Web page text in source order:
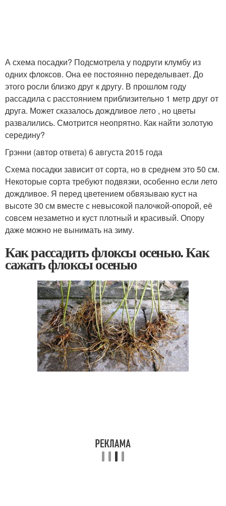
А схема посадки? Подсмотрела у подруги клумбу из
одних флоксов. Она ее постоянно переделывает. До
этого росли близко друг к другу. В прошлом году
рассадила с расстоянием приблизительно 1 метр друг от
друга. Может сказалось дождливое лето , но цветы
развалились. Смотрится неопрятно. Как найти золотую
середину?
Грэнни (автор ответа) 6 августа 2015 года
Схема посадки зависит от сорта, но в среднем это 50 см.
Некоторые сорта требуют подвязки, особенно если лето
дождливое. Я перед цветением обвязываю куст на
высоте 30 см вместе с невысокой палочкой-опорой, её
совсем незаметно и куст плотный и красивый. Опору
даже можно не вынимать на зиму.
Как рассадить флоксы осенью. Как
сажать флоксы осенью